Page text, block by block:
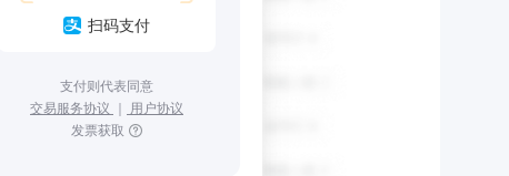
扫码支付
支付则代表同意
交易服务协议 ｜ 用户协议
发票获取